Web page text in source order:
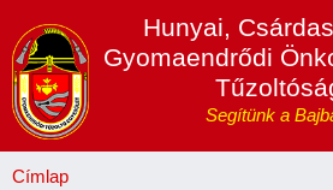
tartalomra
Hunyai,
Gyomaendrődi
Segítünk a
Címlap